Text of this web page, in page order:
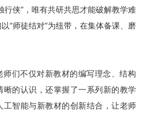
行侠”，唯有共研共思才能破解教学难
“师徒结对”为纽带，在集体备课、磨
师们不仅对新教材的编写理念、结构
晰的认识，还掌握了一系列新的教学
工智能与新教材的创新结合，让老师